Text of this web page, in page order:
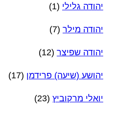
יהודה גלילי (1)
יהודה מילר (7)
יהודה שפיצר (12)
יהושע (שיעה) פרידמן (17)
יואלי מרקוביץ (23)